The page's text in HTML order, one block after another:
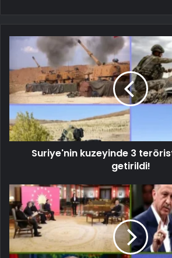
Suriye'nin kuzeyinde 3
getirildi!